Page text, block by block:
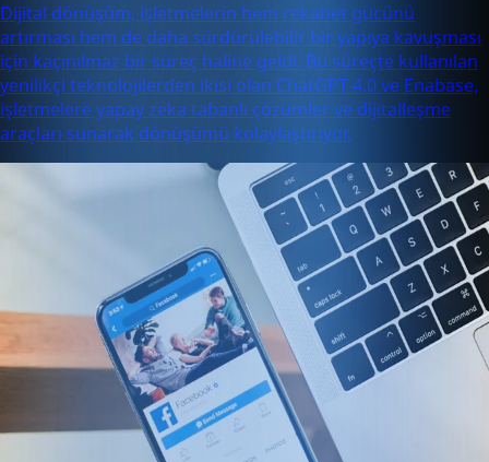
Dijital dönüşüm, işletmelerin hem rekabet gücünü
artırması hem de daha sürdürülebilir bir yapıya kavuşması
için kaçınılmaz bir süreç haline geldi. Bu süreçte kullanılan
yenilikçi teknolojilerden ikisi olan ChatGPT-4.0 ve Enabase,
işletmelere yapay zeka tabanlı çözümler ve dijitalleşme
araçları sunarak dönüşümü kolaylaştırıyor.